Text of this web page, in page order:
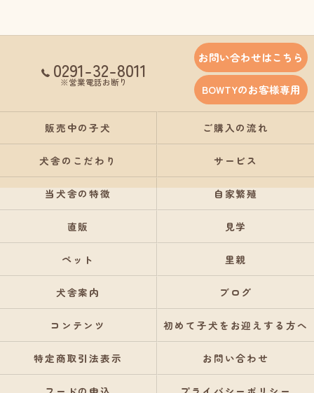
0291-32-8011
※営業電話お断り
お問い合わせはこちら
BOWTYのお客様専用
販売中の子犬 ご購入の流れ
犬舎のこだわり サービス
当犬舎の特徴 自家繁殖
直販 見学
ペット 里親
犬舎案内 ブログ
コンテンツ 初めて子犬をお迎えする方へ
特定商取引法表示 お問い合わせ